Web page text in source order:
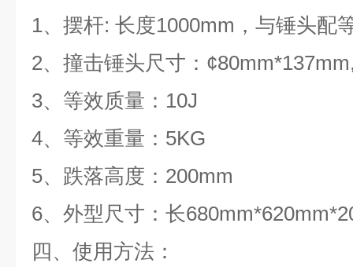
1、摆杆: 长度1000mm，与锤头配
2、撞击锤头尺寸：¢80mm*137mm
3、等效质量：10J
4、等效重量：5KG
5、跌落高度：200mm
6、外型尺寸：长
四、使用方法：